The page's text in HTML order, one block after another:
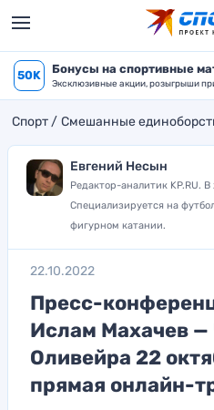
50K Бонусы на спортивные
Эксклюзивные акции, розыгрыши
Спорт Смешанные
Евгений Несын
Редактор-аналитик KP.RU.
Специализируется на
фигурном катании.
22.10.2022
Пресс-
Ислам Махачев —
Оливейра 22
прямая онлайн-